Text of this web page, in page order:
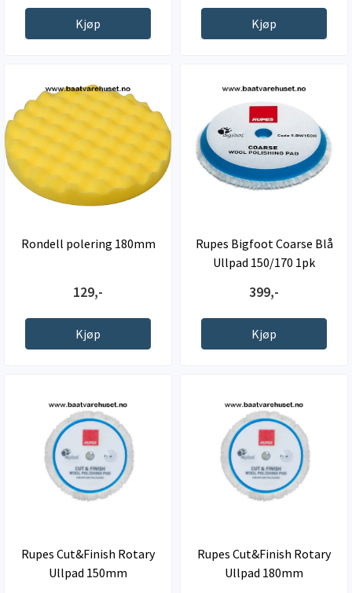
Kjøp Kjøp
Rondell polering 180mm
129,-
Kjøp
Rupes Bigfoot Coarse Blå
Ullpad 150/170 1pk
399,-
Kjøp
Rupes Cut&Finish Rotary
Ullpad 150mm
Rupes Cut&Finish Rotary
Ullpad 180mm